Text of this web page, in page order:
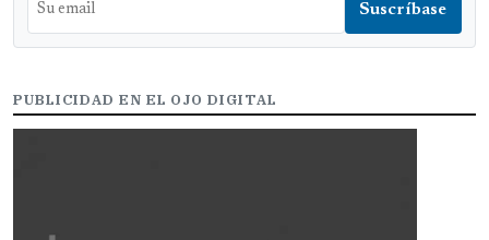
PUBLICIDAD EN EL OJO DIGITAL